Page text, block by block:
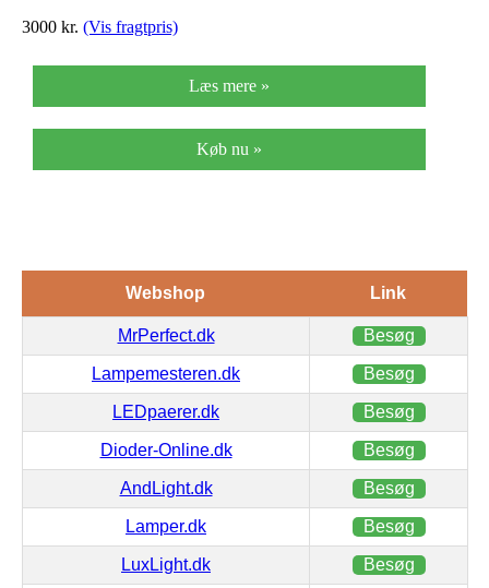
3000 kr. (Vis fragtpris)
Læs mere »
Køb nu »
Webshop Link
MrPerfect.dk Besøg
Lampemesteren.dk Besøg
LEDpaerer.dk Besøg
Dioder-Online.dk Besøg
AndLight.dk Besøg
Lamper.dk Besøg
LuxLight.dk Besøg